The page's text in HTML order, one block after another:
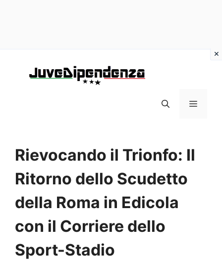
MENU
Rievocando il Trionfo: Il
Ritorno dello Scudetto
della Roma in Edicola
con il Corriere dello
Sport-Stadio